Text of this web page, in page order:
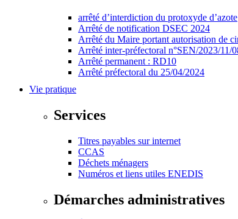
arrêté d’interdiction du protoxyde d’azote
Arrêté de notification DSEC 2024
Arrêté du Maire portant autorisation de
Arrêté inter-préfectoral n°SEN/2023/11/
Arrêté permanent : RD10
Arrêté préfectoral du 25/04/2024
Vie pratique
Services
Titres payables sur internet
CCAS
Déchets ménagers
Numéros et liens utiles ENEDIS
Démarches administratives